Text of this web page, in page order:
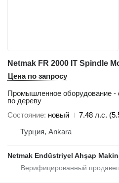
Netmak FR 2000 IT Spindle
Цена по запросу
Промышленное оборудование -
по дереву
Состояние новый
7.48 л.с.
Турция, Ankara